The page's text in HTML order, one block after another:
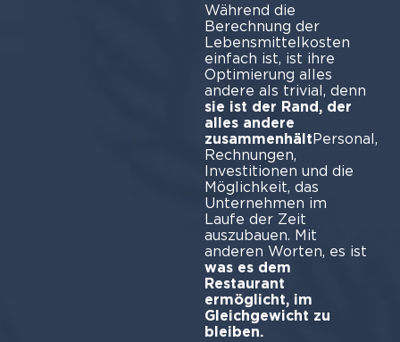
Während die
Berechnung der
Lebensmittelkosten
einfach ist, ist ihre
Optimierung alles
andere als trivial, denn
sie ist der Rand, der
alles andere
zusammenhält Personal,
Rechnungen,
Investitionen und die
Möglichkeit, das
Unternehmen im
Laufe der Zeit
auszubauen. Mit
anderen Worten, es ist
was es dem
Restaurant
ermöglicht, im
Gleichgewicht zu
bleiben.